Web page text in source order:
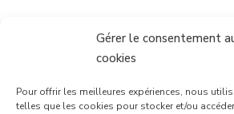
Gérer le consentement
cookies
Pour offrir les meilleures expériences, nous
telles que les cookies pour stocker et/ou